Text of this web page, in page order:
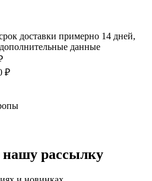
доставки примерно 14 дней,
дополнительные данные
₽
рассылку